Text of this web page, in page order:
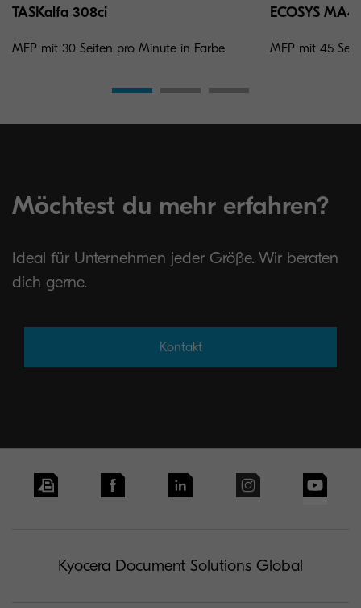
TASKalfa 308ci
MFP mit 30 Seiten pro Minute in Farbe
ECOSYS
MFP mit 45
Möchtest du mehr erfahren?
Ideal für Unternehmen jeder Größe. Wir beraten
dich gerne.
Kontakt
Kyocera Document Solutions Global